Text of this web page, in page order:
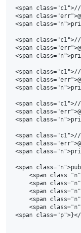
<span class="c1">//
<span
<span
<span class="c1">//
<span
<span
<span class="c1">//
<span
<span
<span class="c1">//
<span
<span
<span class="c1">//
<span
<span
<span
<span
<span
<span
<span
<span